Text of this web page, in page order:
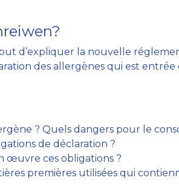
d’expliquer la nouvelle
des allergènes qui est
? Quels dangers pour le
de déclaration ?
œuvre ces obligations ?
premières utilisées qui